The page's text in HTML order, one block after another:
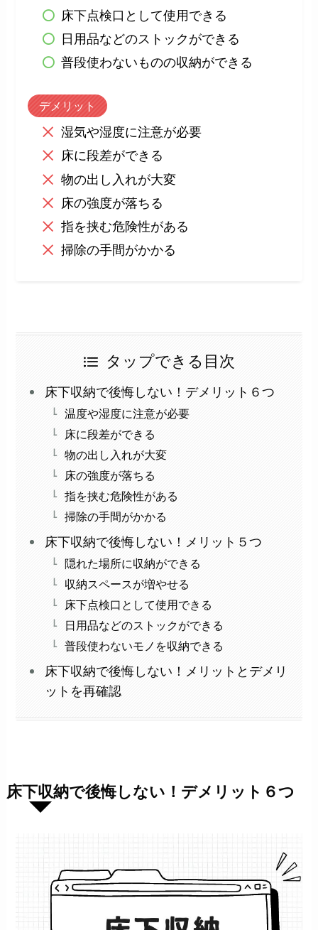
床下点検口として使用できる
日用品などのストックができる
普段使わないものの収納ができる
デメリット
湿気や湿度に注意が必要
床に段差ができる
物の出し入れが大変
床の強度が落ちる
指を挟む危険性がある
掃除の手間がかかる
タップできる目次
床下収納で後悔しない！デメリット６つ
温度や湿度に注意が必要
床に段差ができる
物の出し入れが大変
床の強度が落ちる
指を挟む危険性がある
掃除の手間がかかる
床下収納で後悔しない！メリット５つ
隠れた場所に収納ができる
収納スペースが増やせる
床下点検口として使用できる
日用品などのストックができる
普段使わないモノを収納できる
床下収納で後悔しない！メリットとデメリ
ットを再確認
床下収納で後悔しない！デメリット６つ